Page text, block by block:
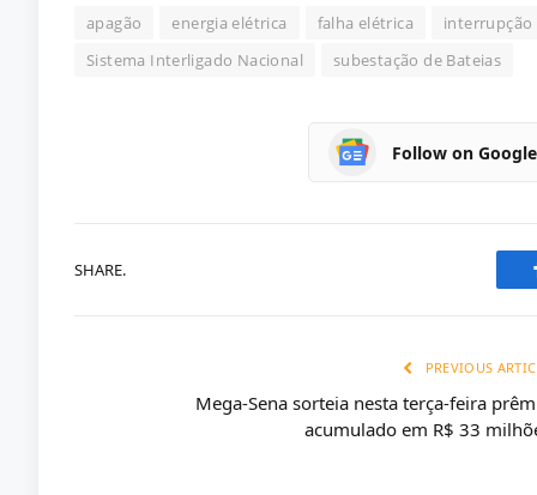
apagão energia elétrica falha elétrica interrupção
Sistema Interligado Nacional
subestação de Bateias
Follow on
SHARE.
PREVIOUS
Mega-Sena sorteia nesta terça-feira
acumulado em R$ 33